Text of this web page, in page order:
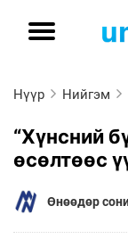
Нүүр Нийгэм
“Хүнсний
өсөлтөөс
Өнөөдөр